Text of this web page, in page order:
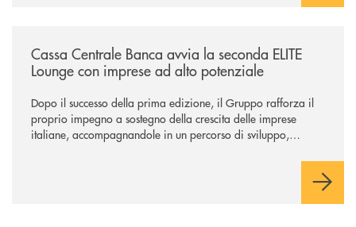
Cassa Centrale Banca avvia la seconda ELITE
Lounge con imprese ad alto potenziale
Dopo il successo della prima edizione, il Gruppo rafforza il
proprio impegno a sostegno della crescita delle imprese
italiane, accompagnandole in un percorso di sviluppo,